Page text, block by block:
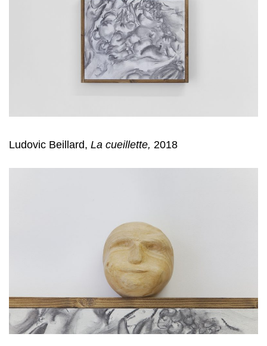
Ludovic Beillard, La cueillette, 2018